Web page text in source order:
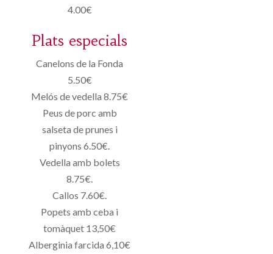
4.00€
Plats especials
Canelons de la Fonda
5.50€
Melós de vedella 8.75€
Peus de porc amb
salseta de prunes i
pinyons 6.50€.
Vedella amb bolets
8.75€.
Callos 7.60€.
Popets amb ceba i
tomàquet 13,50€
Alberginia farcida 6,10€